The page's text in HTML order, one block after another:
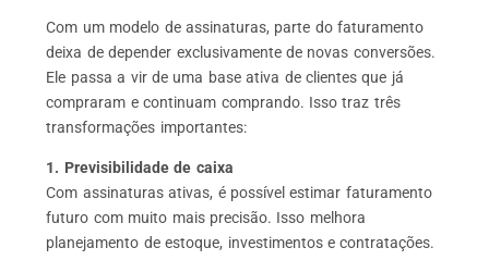
Com um modelo de assinaturas, parte do faturamento
deixa de depender exclusivamente de novas conversões.
Ele passa a vir de uma base ativa de clientes que já
compraram e continuam comprando. Isso traz três
transformações importantes:
1. Previsibilidade de caixa
Com assinaturas ativas, é possível estimar faturamento
futuro com muito mais precisão. Isso melhora
planejamento de estoque, investimentos e contratações.